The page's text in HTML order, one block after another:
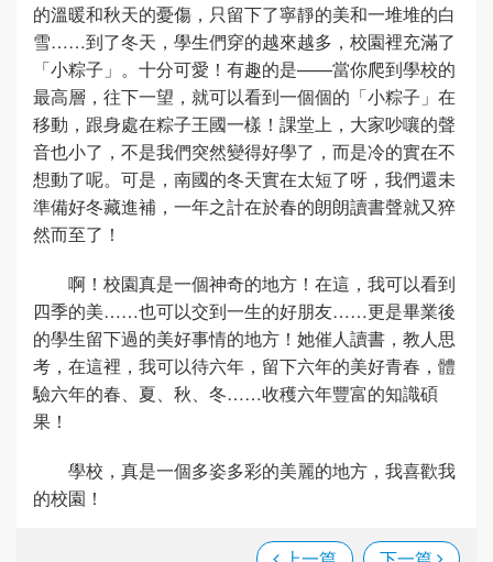
的溫暖和秋天的憂傷，只留下了寧靜的美和一堆堆的白
雪……到了冬天，學生們穿的越來越多，校園裡充滿了
「小粽子」。十分可愛！有趣的是——當你爬到學校的
最高層，往下一望，就可以看到一個個的「小粽子」在
移動，跟身處在粽子王國一樣！課堂上，大家吵嚷的聲
音也小了，不是我們突然變得好學了，而是冷的實在不
想動了呢。可是，南國的冬天實在太短了呀，我們還未
準備好冬藏進補，一年之計在於春的朗朗讀書聲就又猝
然而至了！
啊！校園真是一個神奇的地方！在這，我可以看到
四季的美……也可以交到一生的好朋友……更是畢業後
的學生留下過的美好事情的地方！她催人讀書，教人思
考，在這裡，我可以待六年，留下六年的美好青春，體
驗六年的春、夏、秋、冬……收穫六年豐富的知識碩
果！
學校，真是一個多姿多彩的美麗的地方，我喜歡我
的校園！